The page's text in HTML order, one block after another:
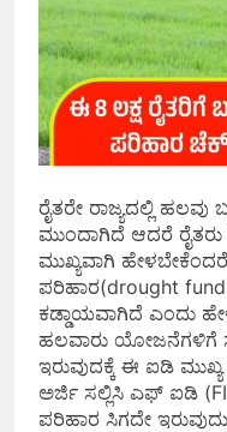
ರೈತರೇ ರಾಜ್ಯದಲ್ಲಿ
ಮುಂದಾಗಿದೆ ಆದರೆ
ಮುಖ್ಯವಾಗಿ
ಪರಿಹಾರ(drought
ಕಡ್ಡಾಯವಾಗಿದೆ ಎಂದು
ಹಲವಾರು ಯೋಜನೆಗಳಿಗೆ
ಇರುವುದಕ್ಕೆ ಈ ಐಡಿ
ಅರ್ಜಿ ಸಲ್ಲಿಸಿ ಎಫ್ ಐಡಿ
ಪರಿಹಾರ ಸಿಗದೇ